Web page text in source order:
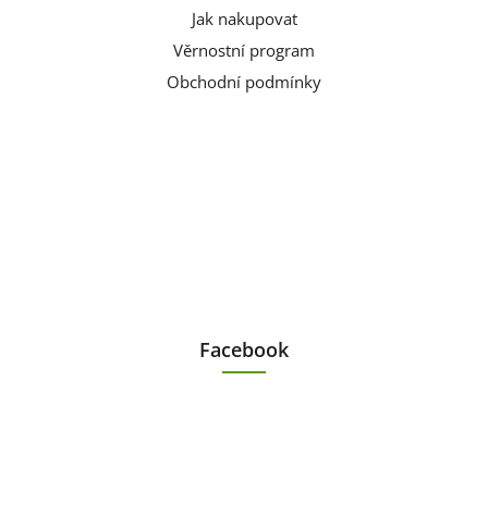
Jak nakupovat
Věrnostní program
Obchodní podmínky
Facebook